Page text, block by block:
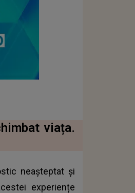
viața.
neașteptat și
experiențe